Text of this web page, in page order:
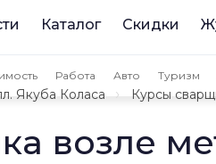
Каталог Скидки
Работа Авто Туризм
Якуба Коласа Курсы
возле